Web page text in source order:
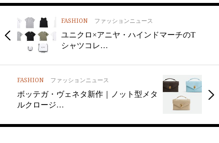
FASHION ファッションニュース
ユニクロ×アニヤ・ハインドマーチのT
シャツコレ…
FASHION ファッションニュース
ボッテガ・ヴェネタ新作｜ノット型メタ
ルクロージ…